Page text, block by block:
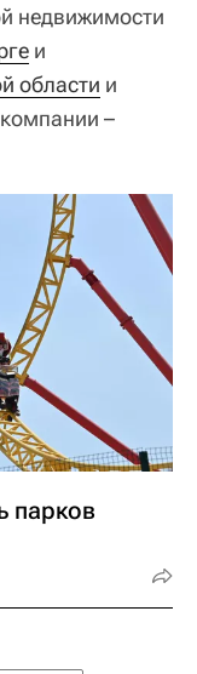
недвижимости
и
области и
–
парков